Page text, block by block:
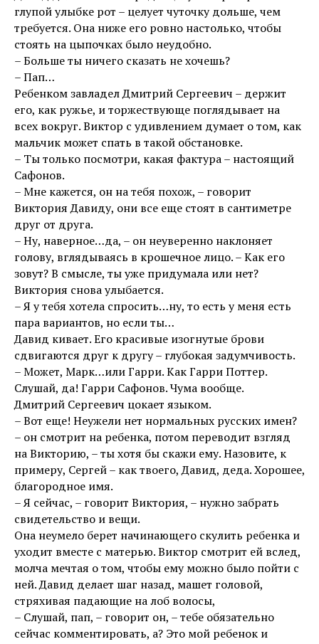
глупой улыбке рот – целует чуточку дольше, чем
требуется. Она ниже его ровно настолько, чтобы
стоять на цыпочках было неудобно.
– Больше ты ничего сказать не хочешь?
– Пап…
Ребенком завладел Дмитрий Сергеевич – держит
его, как ружье, и торжествующе поглядывает на
всех вокруг. Виктор с удивлением думает о том, как
мальчик может спать в такой обстановке.
– Ты только посмотри, какая фактура – настоящий
Сафонов.
– Мне кажется, он на тебя похож, – говорит
Виктория Давиду, они все еще стоят в сантиметре
друг от друга.
– Ну, наверное…да, – он неуверенно наклоняет
голову, вглядываясь в крошечное лицо. – Как его
зовут? В смысле, ты уже придумала или нет?
Виктория снова улыбается.
– Я у тебя хотела спросить…ну, то есть у меня есть
пара вариантов, но если ты…
Давид кивает. Его красивые изогнутые брови
сдвигаются друг к другу – глубокая задумчивость.
– Может, Марк…или Гарри. Как Гарри Поттер.
Слушай, да! Гарри Сафонов. Чума вообще.
Дмитрий Сергеевич цокает языком.
– Вот еще! Неужели нет нормальных русских имен?
– он смотрит на ребенка, потом переводит взгляд
на Викторию, – ты хотя бы скажи ему. Назовите, к
примеру, Сергей – как твоего, Давид, деда. Хорошее,
благородное имя.
– Я сейчас, – говорит Виктория, – нужно забрать
свидетельство и вещи.
Она неумело берет начинающего скулить ребенка и
уходит вместе с матерью. Виктор смотрит ей вслед,
молча мечтая о том, чтобы ему можно было пойти с
ней. Давид делает шаг назад, машет головой,
стряхивая падающие на лоб волосы,
– Слушай, пап, – говорит он, – тебе обязательно
сейчас комментировать, а? Это мой ребенок и